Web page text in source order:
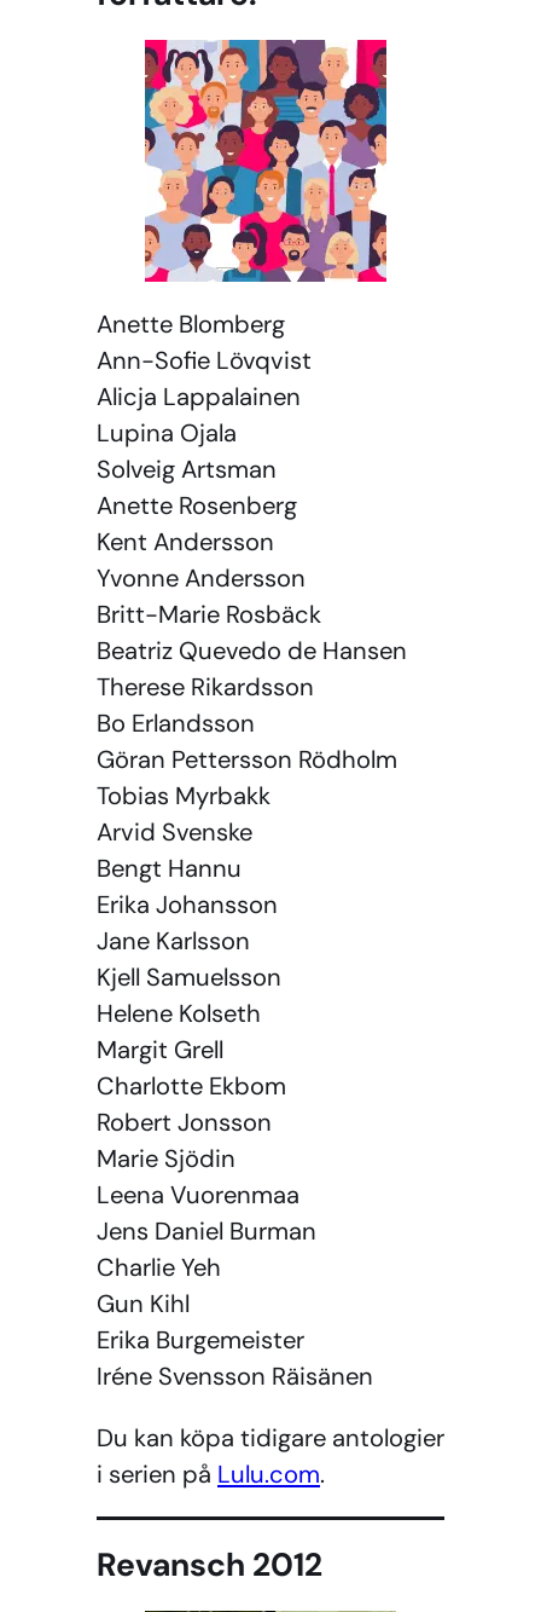
Anette Blomberg
Ann-Sofie Lövqvist
Alicja Lappalainen
Lupina Ojala
Solveig Artsman
Anette Rosenberg
Kent Andersson
Yvonne Andersson
Britt-Marie Rosbäck
Beatriz Quevedo de Hansen
Therese Rikardsson
Bo Erlandsson
Göran Pettersson Rödholm
Tobias Myrbakk
Arvid Svenske
Bengt Hannu
Erika Johansson
Jane Karlsson
Kjell Samuelsson
Helene Kolseth
Margit Grell
Charlotte Ekbom
Robert Jonsson
Marie Sjödin
Leena Vuorenmaa
Jens Daniel Burman
Charlie Yeh
Gun Kihl
Erika Burgemeister
Iréne Svensson Räisänen
Du kan köpa tidigare antologier
i serien på Lulu.com.
Revansch 2012